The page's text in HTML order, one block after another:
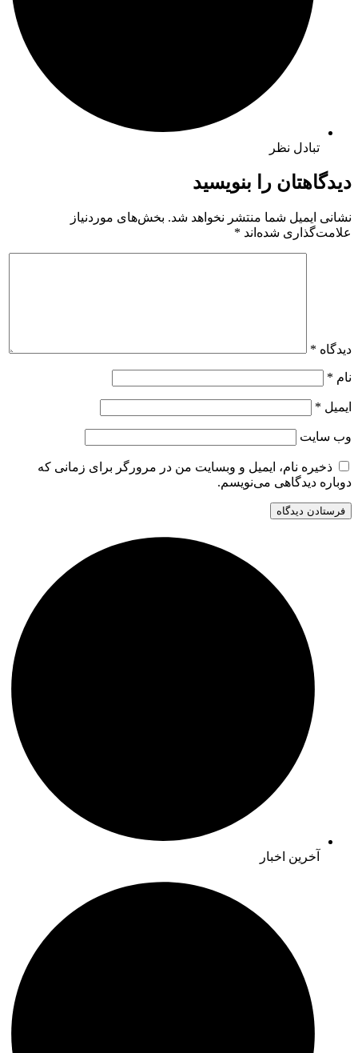
تبادل نظر
دیدگاهتان را بنویسید
نشانی ایمیل شما منتشر نخواهد شد. بخش‌های موردنیاز
علامت‌گذاری شده‌اند *
دیدگاه *
نام *
ایمیل *
وب‌ سایت
ذخیره نام، ایمیل و وبسایت من در مرورگر برای زمانی که
دوباره دیدگاهی می‌نویسم.
آخرین اخبار